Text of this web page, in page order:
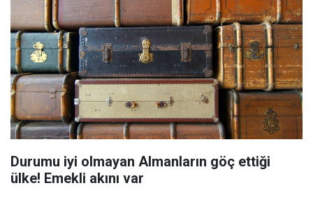
Durumu iyi olmayan Almanların göç ettiği
ülke! Emekli akını var